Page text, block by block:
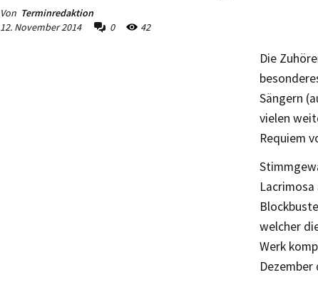
Von Terminredaktion
12. November 2014
0 42
Die
Sängern
vielen
Requiem
welcher
Werk